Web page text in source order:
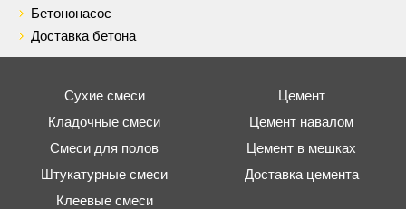
Бетононасос
Доставка бетона
Сухие смеси
Кладочные смеси
Смеси для полов
Штукатурные смеси
Клеевые смеси
Цемент
Цемент навалом
Цемент в мешках
Доставка цемента